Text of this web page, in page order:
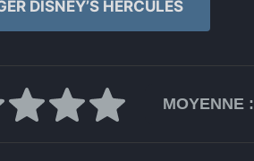
DISNEY’S HERCULES
MOYENNE :